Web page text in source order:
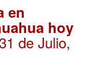
en
hoy
de Julio,